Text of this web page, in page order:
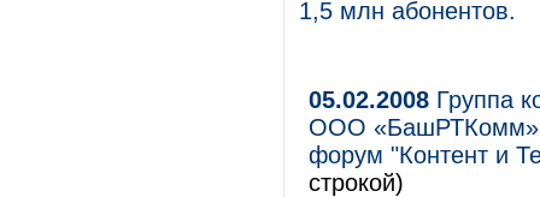
1,5 млн абонентов.
05.02.2008 Группа
ООО «БашРТКомм»
форум "Контент и
строкой)